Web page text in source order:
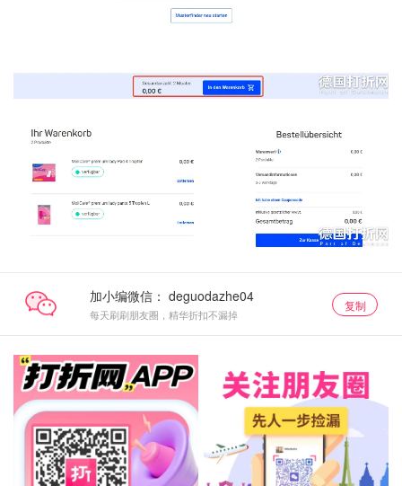
加小编微信：
每天刷刷朋友圈，精华折扣不漏掉
复制